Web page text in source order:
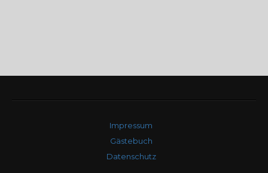
Impressum
Gästebuch
Datenschutz